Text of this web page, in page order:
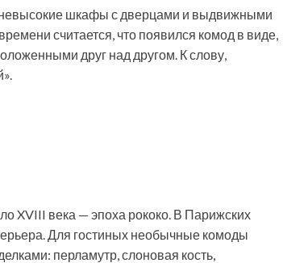
шкафы с дверцами и выдвижными
считается, что появился комод в виде,
друг над другом. К слову,
XVIII века — эпоха рококо. В Парижских
Для гостиных необычные комоды
перламутр, слоновая кость,